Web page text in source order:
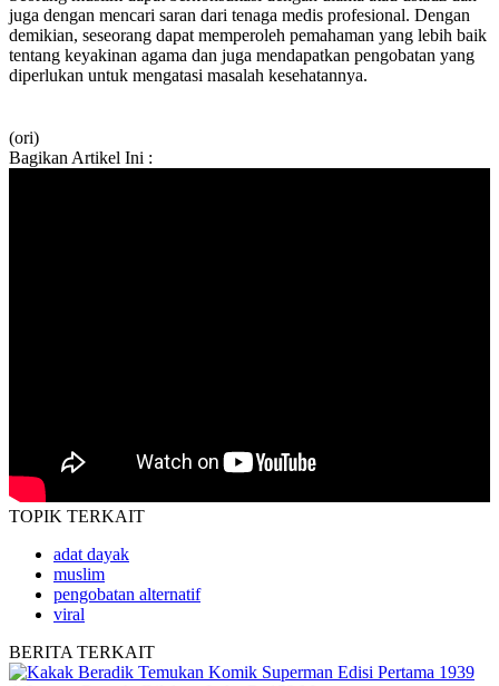
juga dengan mencari saran dari tenaga medis profesional. Dengan
demikian, seseorang dapat memperoleh pemahaman yang lebih baik
tentang keyakinan agama dan juga mendapatkan pengobatan yang
diperlukan untuk mengatasi masalah kesehatannya.
(ori)
Bagikan Artikel Ini :
TOPIK TERKAIT
adat dayak
muslim
pengobatan alternatif
viral
BERITA TERKAIT